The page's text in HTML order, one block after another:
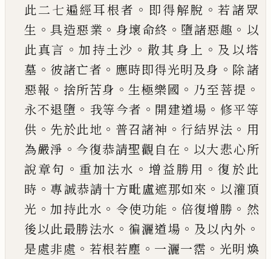
此二七遍經耳根者 。 即得解脫 。 若諸眾
生 。 具造惡業 。 身壞命終 。 墮諸惡趣 。 以
此真言 。 加持土沙 。 散其 身上 。 及以塔
墓 。 彼諸亡者 。 應時即得光明及身 。 除諸
惡報 。 捨所苦身 。 生極樂國 。 乃至菩提 。
永不退墮 。 我等今者 。 開建道場 。 修平等
供 。 先於此地 。 普召諸神 。 行結界法 。 用
為嚴淨 。 今復恭請聖觀自在 。 以大悲心所
說章句 。 重加法水 。 增益勝用 。 復於此
時 。 專誠恭請十方毗盧遮那如來 。 以灌頂
光 。 加持此水 。 令使功能 。 倍復增勝 。 然
後以此最勝法水 。 徧灑道場 。 及以內外 。
是處非處 。 若根若塵 。 一灑一霑 。 光明 煥